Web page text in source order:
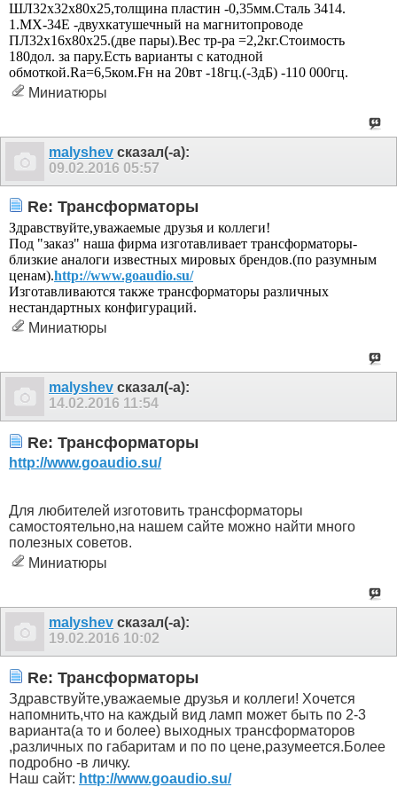
ШЛ32х32х80х25,толщина пластин -0,35мм.Сталь 3414.
1.МХ-34Е -двухкатушечный на магнитопроводе
ПЛ32х16х80х25.(две пары).Вес тр-ра =2,2кг.Стоимость
180дол. за пару.Есть варианты с катодной
обмоткой.Ra=6,5ком.Fн на 20вт -18гц.(-3дБ) -110 000гц.
Миниатюры
malyshev сказал(-а):
09.02.2016 05:57
Re: Трансформаторы
Здравствуйте,уважаемые друзья и коллеги!
Под "заказ" наша фирма изготавливает трансформаторы-
близкие аналоги известных мировых брендов.(по разумным
ценам).http://www.goaudio.su/
Изготавливаются также трансформаторы различных
нестандартных конфигураций.
Миниатюры
malyshev сказал(-а):
14.02.2016 11:54
Re: Трансформаторы
http://www.goaudio.su/
Для любителей изготовить трансформаторы
самостоятельно,на нашем сайте можно найти много
полезных советов.
Миниатюры
malyshev сказал(-а):
19.02.2016 10:02
Re: Трансформаторы
Здравствуйте,уважаемые друзья и коллеги! Хочется
напомнить,что на каждый вид ламп может быть по 2-3
варианта(а то и более) выходных трансформаторов
,различных по габаритам и по по цене,разумеется.Более
подробно -в личку.
Наш сайт: http://www.goaudio.su/